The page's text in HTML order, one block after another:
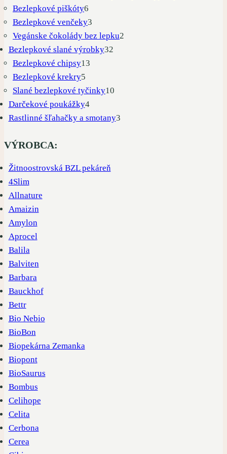
Bezlepkové piškóty6
produktov
Bezlepkové venčeky3
produkty
Vegánske čokolády bez lepku2
Bezlepkové slané výrobky3232
Bezlepkové chipsy13
Bezlepkové krekry5
produktov
Slané bezlepkové tyčinky10
Darčekové poukážky44
produkty
Rastlinné šľahačky a smotany33
VÝROBCA:
Žitnoostrovská BZL pekáreň
4Slim
Allnature
Amaizin
Amylon
Aprocel
Balila
Balviten
Barbara
Bauckhof
Bettr
Bio Nebio
BioBon
Biopekárna Zemanka
Biopont
BioSaurus
Bombus
Celihope
Celita
Cerbona
Cerea